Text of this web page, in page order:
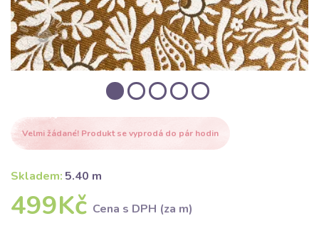
Velmi žádané! Produkt se vyprodá do pár hodin
Skladem: 5.40 m
499Kč Cena s DPH (za m)